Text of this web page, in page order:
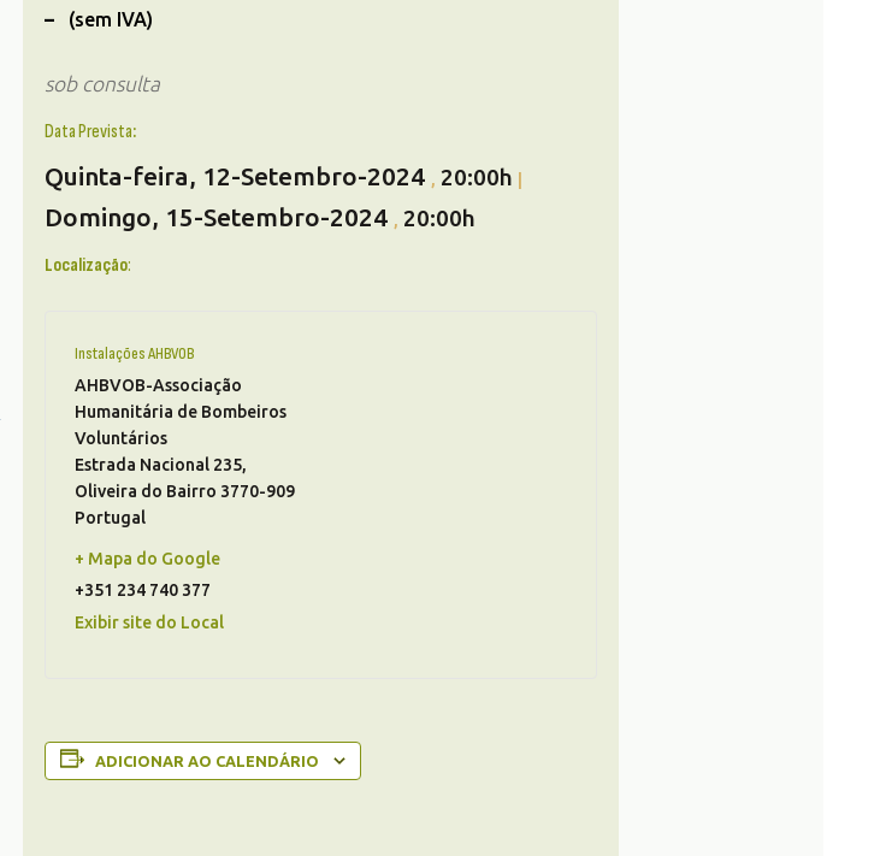
– (sem IVA)
sob consulta
Data Prevista:
Quinta-feira, 12-Setembro-2024 , 20:00h |
Domingo, 15-Setembro-2024 , 20:00h
Localização:
Instalações AHBVOB
AHBVOB-Associação
Humanitária de Bombeiros
Voluntários
Estrada Nacional 235,
Oliveira do Bairro 3770-909
Portugal
+ Mapa do Google
+351 234 740 377
Exibir site do Local
ADICIONAR AO CALENDÁRIO